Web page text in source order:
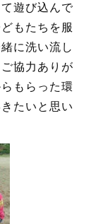
遊び込んで
もたちを服
に洗い流し
協力ありが
もらった環
たいと思い